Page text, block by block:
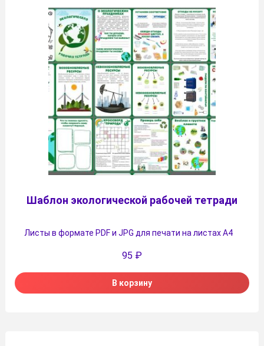
Шаблон экологической рабочей тетради
Листы в формате PDF и JPG для печати на листах А4
95 ₽
В корзину